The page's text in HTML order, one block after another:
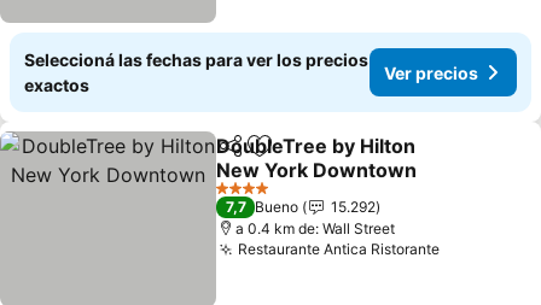
Seleccioná las fechas para ver los precios
exactos
Ver precios
CompartirAñadir a favoritos
DoubleTree by Hilton
New York Downtown
Ver precios
4 Estrellas
7,7 Bueno
15.292
a 0.4 km de: Wall Street
Restaurante Antica RistoranteVer